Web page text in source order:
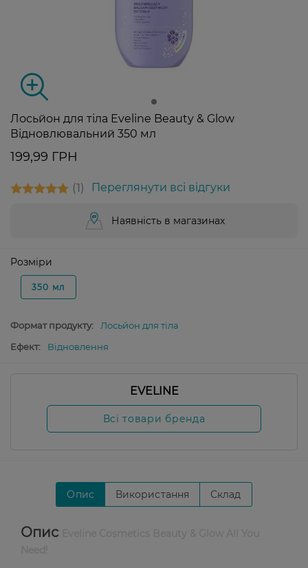
Лосьйон для тіла Eveline Beauty & Glow
Відновлювальний 350 мл
199,99 ГРН
1 Переглянути всі відгуки
Наявність в магазинах
Розміри
350 мл
Формат продукту:
Лосьйон для тіла
Ефект:
Відновлення
EVELINE
Всі товари бренда
Опис Використання Склад
Опис